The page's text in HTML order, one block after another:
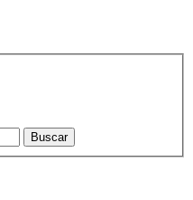
Buscar